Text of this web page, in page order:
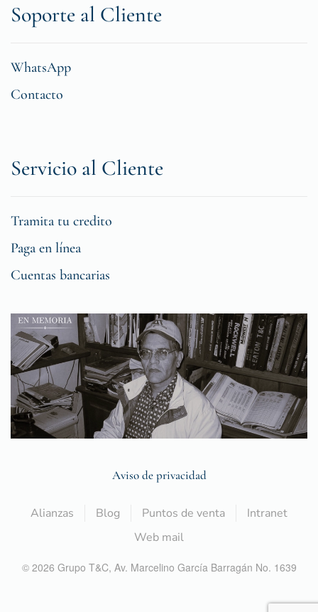
Soporte al Cliente
WhatsApp
Contacto
Servicio al Cliente
Tramita tu credito
Paga en línea
Cuentas bancarias
Aviso de privacidad
Alianzas Blog Puntos de venta
Intranet
Web mail
© 2026 Grupo T&C, Av. Marcelino García Barragán No. 1639